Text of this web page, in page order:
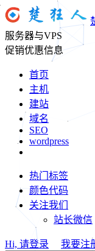
服务器与VPS
促销优惠信息
首页
主机
建站
域名
SEO
wordpress
热门标签
颜色代码
关注我们
站长微信
Hi, 请登录 我要注